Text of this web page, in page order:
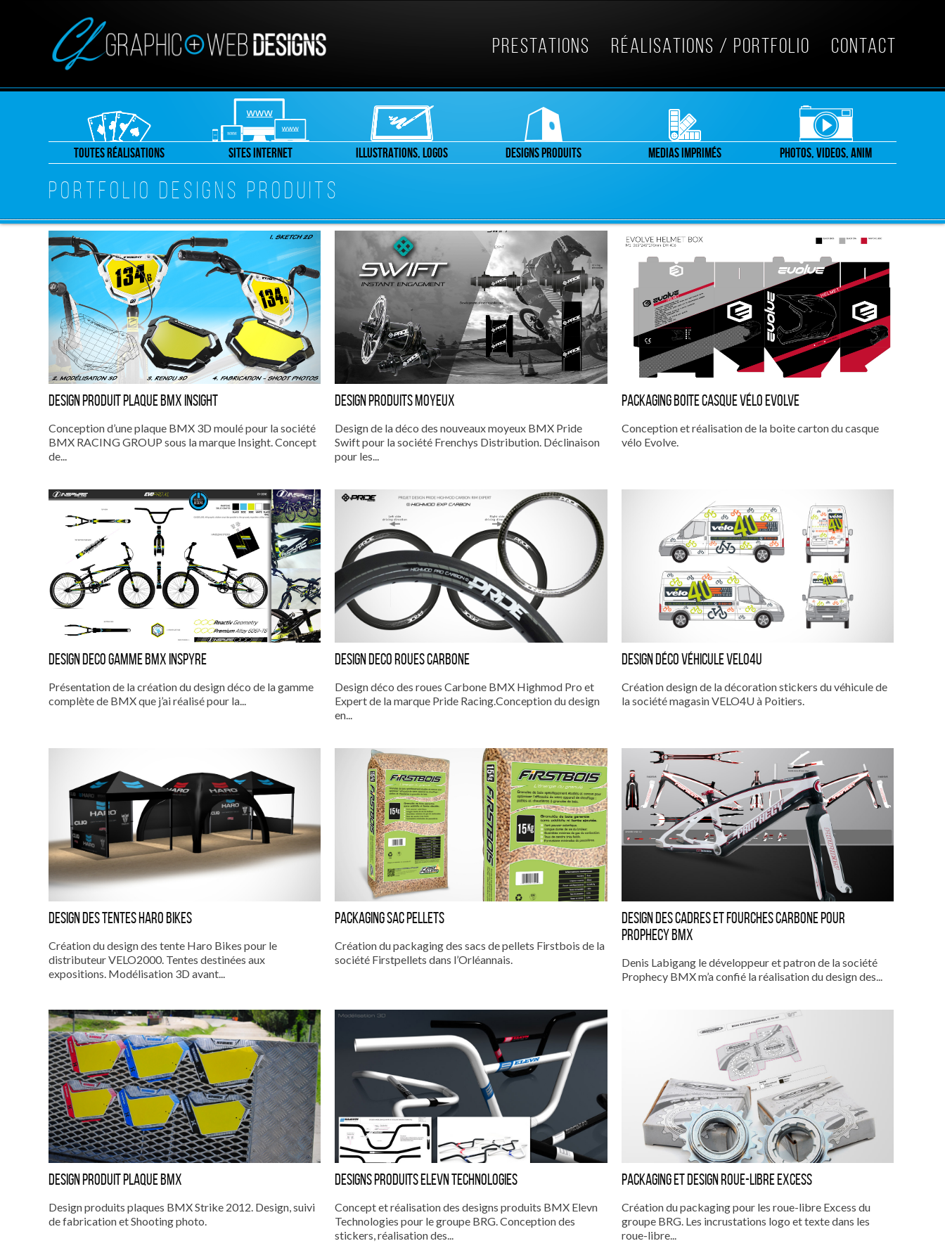
PRESTATIONS RÉALISATIONS / PORTFOLIO CONTACT
TOUTES RÉALISATIONS SITES INTERNET ILLUSTRATIONS, LOGOS DESIGNS PRODUITS MEDIAS IMPRIMÉS PHOTOS, VIDEOS, ANIM
PORTFOLIO DESIGNS PRODUITS
DESIGN PRODUIT PLAQUE BMX INSIGHT
Conception d’une plaque BMX 3D moulé pour la société
BMX RACING GROUP sous la marque Insight. Concept
de...
DESIGN PRODUITS MOYEUX
Design de la déco des nouveaux moyeux BMX Pride
Swift pour la société Frenchys Distribution. Déclinaison
pour les...
PACKAGING BOITE CASQUE VÉLO EVOLVE
Conception et réalisation de la boite carton du casque
vélo Evolve.
DESIGN DECO GAMME BMX INSPYRE
Présentation de la création du design déco de la gamme
complète de BMX que j’ai réalisé pour la...
DESIGN DECO ROUES CARBONE
Design déco des roues Carbone BMX Highmod Pro et
Expert de la marque Pride Racing.Conception du design
en...
Design déco véhicule VELO4U
Création design de la décoration stickers du véhicule de
la société magasin VELO4U à Poitiers.
Design des tentes Haro BIKES
Création du design des tente Haro Bikes pour le
distributeur VELO2000. Tentes destinées aux
expositions. Modélisation 3D avant...
PACKAGING SAC PELLETS
Création du packaging des sacs de pellets Firstbois de la
société Firstpellets dans l’Orléannais.
Design des cadres et fourches Carbone pour
Prophecy BMX
Denis Labigang le développeur et patron de la société
Prophecy BMX m’a confié la réalisation du design des...
Design produit plaque BMX
Design produits plaques BMX Strike 2012. Design, suivi
de fabrication et Shooting photo.
Designs produits Elevn Technologies
Concept et réalisation des designs produits BMX Elevn
Technologies pour le groupe BRG. Conception des
stickers, réalisation des...
Packaging et design roue-libre Excess
Création du packaging pour les roue-libre Excess du
groupe BRG. Les incrustations logo et texte dans les
roue-libre...